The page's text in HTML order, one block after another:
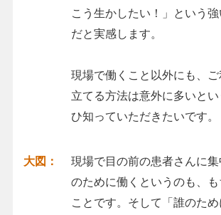
こう生かしたい！」という
だと実感します。
現場で働くこと以外にも、
立てる方法は意外に多いと
ひ知っていただきたいです。
大図：
現場で目の前の患者さんに集
のために働くというのも、
ことです。そして「誰のた